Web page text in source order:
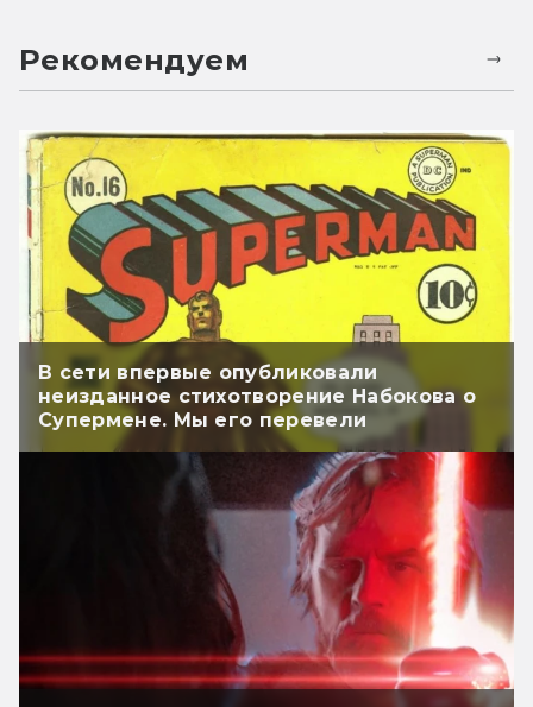
Рекомендуем
В сети впервые опубликовали
неизданное стихотворение Набокова о
Супермене. Мы его перевели